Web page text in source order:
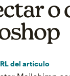
o
del artículo